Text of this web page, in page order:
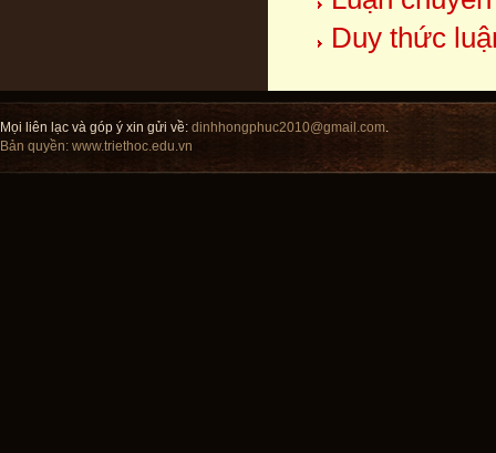
Duy thức
Mọi liên lạc và góp ý xin gửi về: dinhhongphuc2010@gmail.com.
Bản quyền: www.triethoc.edu.vn